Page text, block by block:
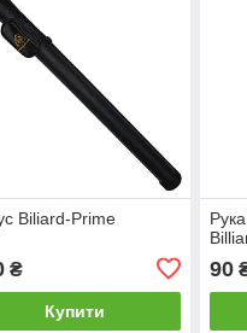
Biliard-Prime
₴
Купити
90